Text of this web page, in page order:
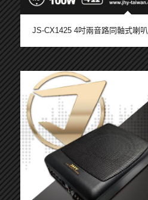
JS-CX1425 4吋兩音路同軸式喇叭